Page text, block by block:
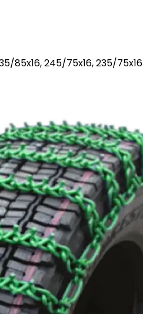
85x16, 245/75x16, 235/75x16